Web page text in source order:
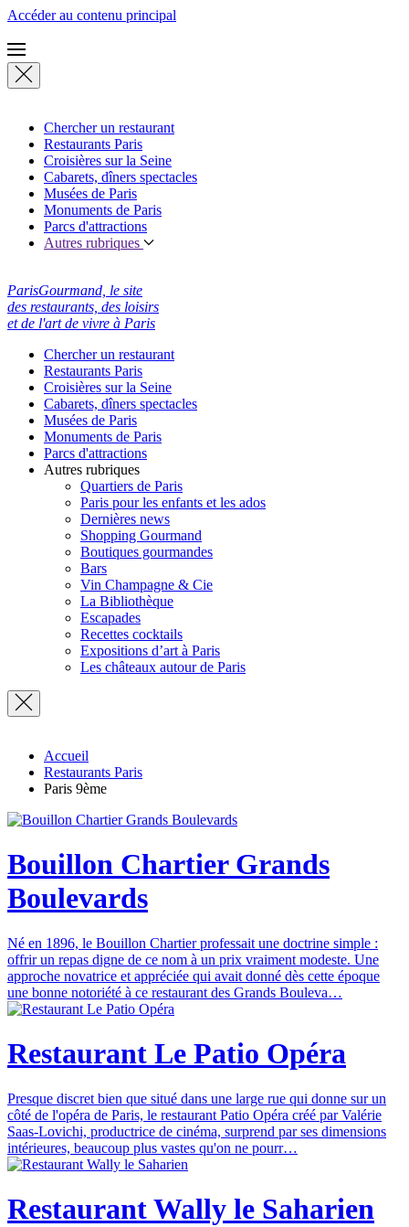
Accéder au contenu principal
Chercher un restaurant
Restaurants Paris
Croisières sur la Seine
Cabarets, dîners spectacles
Musées de Paris
Monuments de Paris
Parcs d'attractions
Autres rubriques
ParisGourmand, le site
des restaurants, des loisirs
et de l'art de vivre à Paris
Chercher un restaurant
Restaurants Paris
Croisières sur la Seine
Cabarets, dîners spectacles
Musées de Paris
Monuments de Paris
Parcs d'attractions
Autres rubriques
Quartiers de Paris
Paris pour les enfants et les ados
Dernières news
Shopping Gourmand
Boutiques gourmandes
Bars
Vin Champagne & Cie
La Bibliothèque
Escapades
Recettes cocktails
Expositions d’art à Paris
Les châteaux autour de Paris
Accueil
Restaurants Paris
Paris 9ème
Bouillon Chartier Grands
Boulevards
Né en 1896, le Bouillon Chartier professait une doctrine simple :
offrir un repas digne de ce nom à un prix vraiment modeste. Une
approche novatrice et appréciée qui avait donné dès cette époque
une bonne notoriété à ce restaurant des Grands Bouleva…
Restaurant Le Patio Opéra
Presque discret bien que situé dans une large rue qui donne sur un
côté de l'opéra de Paris, le restaurant Patio Opéra créé par Valérie
Saas-Lovichi, productrice de cinéma, surprend par ses dimensions
intérieures, beaucoup plus vastes qu'on ne pourr…
Restaurant Wally le Saharien